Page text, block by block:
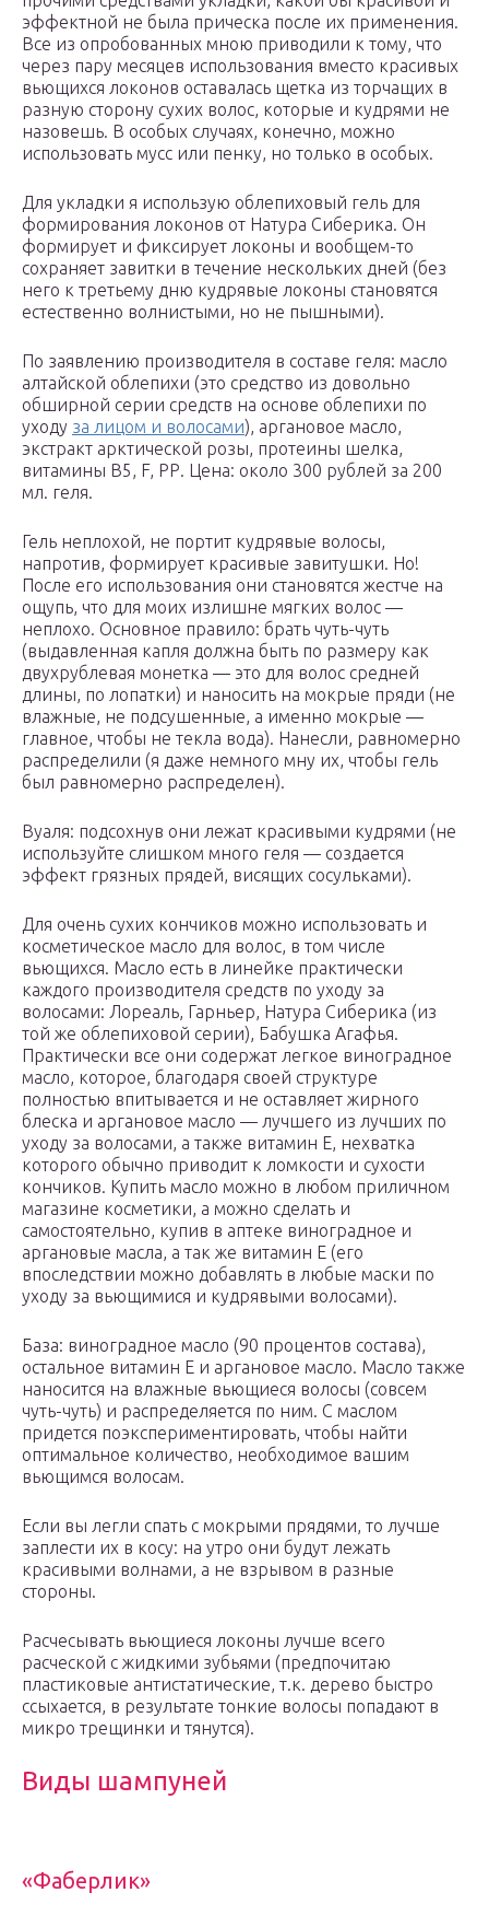
эффектной не была прическа после их применения.
Все из опробованных мною приводили к тому, что
через пару месяцев использования вместо красивых
вьющихся локонов оставалась щетка из торчащих в
разную сторону сухих волос, которые и кудрями не
назовешь. В особых случаях, конечно, можно
использовать мусс или пенку, но только в особых.
Для укладки я использую облепиховый гель для
формирования локонов от Натура Сиберика. Он
формирует и фиксирует локоны и вообщем-то
сохраняет завитки в течение нескольких дней (без
него к третьему дню кудрявые локоны становятся
естественно волнистыми, но не пышными).
По заявлению производителя в составе геля: масло
алтайской облепихи (это средство из довольно
обширной серии средств на основе облепихи по
уходу за лицом и волосами), аргановое масло,
экстракт арктической розы, протеины шелка,
витамины B5, F, РР. Цена: около 300 рублей за 200
мл. геля.
Гель неплохой, не портит кудрявые волосы,
напротив, формирует красивые завитушки. Но!
После его использования они становятся жестче на
ощупь, что для моих излишне мягких волос —
неплохо. Основное правило: брать чуть-чуть
(выдавленная капля должна быть по размеру как
двухрублевая монетка — это для волос средней
длины, по лопатки) и наносить на мокрые пряди (не
влажные, не подсушенные, а именно мокрые —
главное, чтобы не текла вода). Нанесли, равномерно
распределили (я даже немного мну их, чтобы гель
был равномерно распределен).
Вуаля: подсохнув они лежат красивыми кудрями (не
используйте слишком много геля — создается
эффект грязных прядей, висящих сосульками).
Для очень сухих кончиков можно использовать и
косметическое масло для волос, в том числе
вьющихся. Масло есть в линейке практически
каждого производителя средств по уходу за
волосами: Лореаль, Гарньер, Натура Сиберика (из
той же облепиховой серии), Бабушка Агафья.
Практически все они содержат легкое виноградное
масло, которое, благодаря своей структуре
полностью впитывается и не оставляет жирного
блеска и аргановое масло — лучшего из лучших по
уходу за волосами, а также витамин Е, нехватка
которого обычно приводит к ломкости и сухости
кончиков. Купить масло можно в любом приличном
магазине косметики, а можно сделать и
самостоятельно, купив в аптеке виноградное и
аргановые масла, а так же витамин Е (его
впоследствии можно добавлять в любые маски по
уходу за вьющимися и кудрявыми волосами).
База: виноградное масло (90 процентов состава),
остальное витамин Е и аргановое масло. Масло также
наносится на влажные вьющиеся волосы (совсем
чуть-чуть) и распределяется по ним. С маслом
придется поэкспериментировать, чтобы найти
оптимальное количество, необходимое вашим
вьющимся волосам.
Если вы легли спать с мокрыми прядями, то лучше
заплести их в косу: на утро они будут лежать
красивыми волнами, а не взрывом в разные
стороны.
Расчесывать вьющиеся локоны лучше всего
расческой с жидкими зубьями (предпочитаю
пластиковые антистатические, т.к. дерево быстро
ссыхается, в результате тонкие волосы попадают в
микро трещинки и тянутся).
Виды шампуней
«Фаберлик»